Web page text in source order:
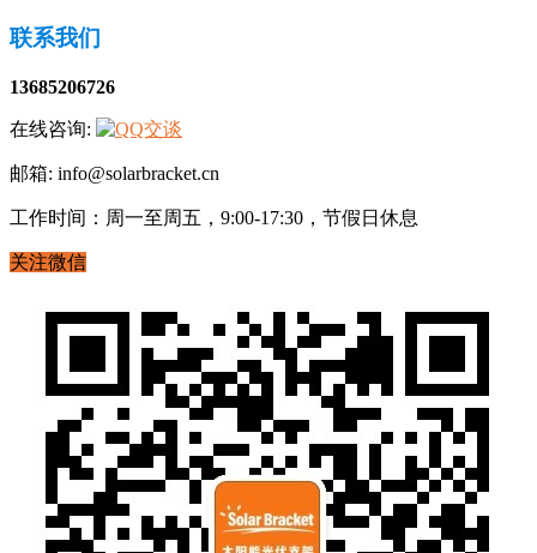
联系我们
13685206726
在线咨询:
邮箱: info@solarbracket.cn
工作时间：周一至周五，9:00-17:30，节假日休息
关注微信